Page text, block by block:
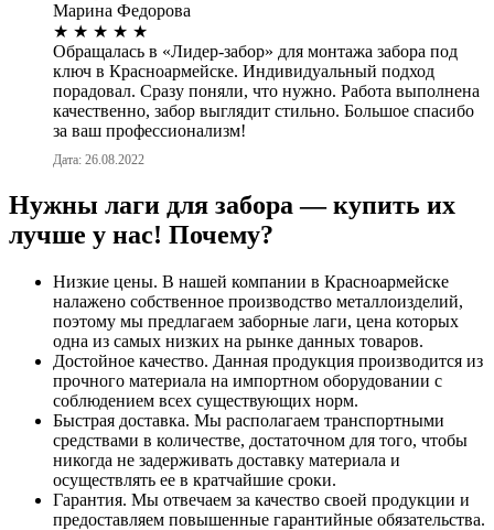
Марина Федорова
★ ★ ★ ★ ★
Обращалась в «Лидер-забор» для монтажа забора под
ключ в Красноармейске. Индивидуальный подход
порадовал. Сразу поняли, что нужно. Работа выполнена
качественно, забор выглядит стильно. Большое спасибо
за ваш профессионализм!
Дата: 26.08.2022
Нужны лаги для забора — купить их
лучше у нас! Почему?
Низкие цены. В нашей компании в Красноармейске
налажено собственное производство металлоизделий,
поэтому мы предлагаем заборные лаги, цена которых
одна из самых низких на рынке данных товаров.
Достойное качество. Данная продукция производится из
прочного материала на импортном оборудовании с
соблюдением всех существующих норм.
Быстрая доставка. Мы располагаем транспортными
средствами в количестве, достаточном для того, чтобы
никогда не задерживать доставку материала и
осуществлять ее в кратчайшие сроки.
Гарантия. Мы отвечаем за качество своей продукции и
предоставляем повышенные гарантийные обязательства.